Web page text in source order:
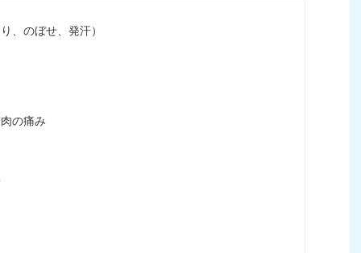
、のぼせ、発汗）
の痛み